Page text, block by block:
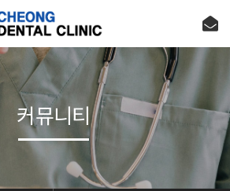
커뮤니티